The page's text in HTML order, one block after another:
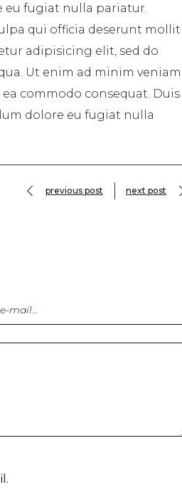
fugiat nulla pariatur.
qui officia deserunt mollit
adipisicing elit, sed do
Ut enim ad minim veniam,
commodo consequat. Duis
dolore eu fugiat nulla
previous post next post